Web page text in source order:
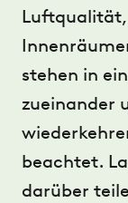
stehen in
zueinander
beachtet.
darüber